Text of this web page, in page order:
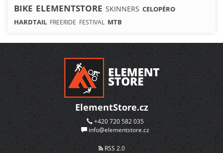
BIKE ELEMENTSTORE SKINNERS CELOPÉRO
HARDTAIL FREERIDE FESTIVAL MTB
ElementStore.cz
+420 720 582 035
info@elementstore.cz
RSS 2.0